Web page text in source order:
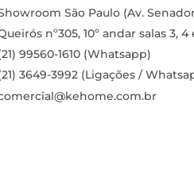
São Paulo (Av.
nº305, 10º andar salas 3, 4
99560-1610 (Whatsapp)
3649-3992 (Ligações /